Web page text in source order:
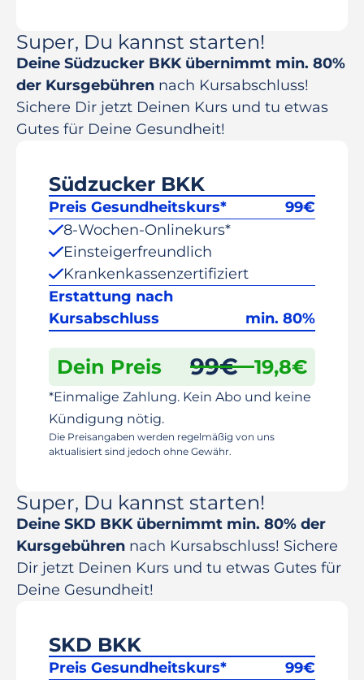
Super, Du kannst starten!
Deine Südzucker BKK übernimmt min. 80%
der Kursgebühren nach Kursabschluss!
Sichere Dir jetzt Deinen Kurs und tu etwas
Gutes für Deine Gesundheit!
Südzucker BKK
Preis Gesundheitskurs* 99€
8-Wochen-Onlinekurs*
Einsteigerfreundlich
Krankenkassenzertifiziert
Erstattung nach
Kursabschluss
min. 80%
Dein Preis 99€ 19,8€
*Einmalige Zahlung. Kein Abo und keine
Kündigung nötig.
Die Preisangaben werden regelmäßig von uns
aktualisiert sind jedoch ohne Gewähr.
Super, Du kannst starten!
Deine SKD BKK übernimmt min. 80% der
Kursgebühren nach Kursabschluss! Sichere
Dir jetzt Deinen Kurs und tu etwas Gutes für
Deine Gesundheit!
SKD BKK
Preis Gesundheitskurs* 99€